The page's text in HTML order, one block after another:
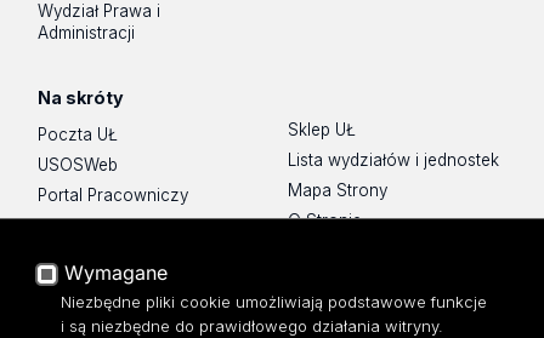
Wydział Prawa i
Administracji
Na skróty
Poczta UŁ
USOSWeb
Portal Pracowniczy
Baza Aktów Własnych
Moodle
Eksperci UŁ
Sklep UŁ
Lista wydziałów i jednostek
Mapa Strony
O Stronie
Wymagane
Niezbędne pliki cookie umożliwiają podstawowe funkcje
i są niezbędne do prawidłowego działania witryny.